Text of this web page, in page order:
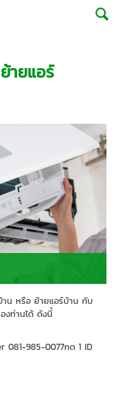
ายแอร์
าน หรือ ย้ายแอร์บ้าน กับ
งท่านได้ ดังนี้
081-985-0077กด 1 ID